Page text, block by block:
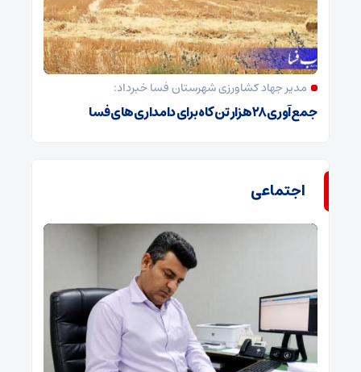
مدیر جهاد کشاورزی شهرستان فسا خبرداد:
جمع‌آوری ۲۸ هزار تن کاه برای دامداری‌های فسا
اجتماعی